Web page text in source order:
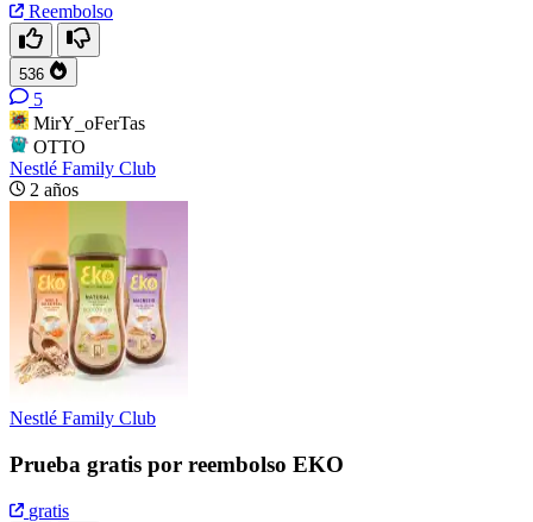
Reembolso
536
5
MirY_oFerTas
OTTO
Nestlé Family Club
2 años
Nestlé Family Club
Prueba gratis por reembolso EKO
gratis